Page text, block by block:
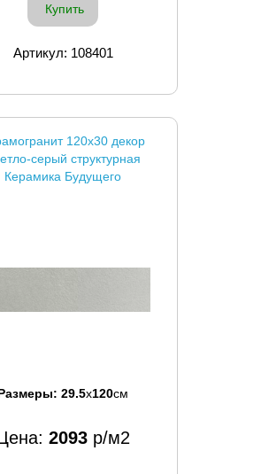
Купить
Артикул: 108401
120x30 декор
серый структурная
Керамика Будущего
29.5x120см
2093 р/м2